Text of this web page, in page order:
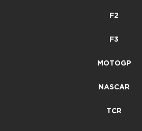
F2
F3
MOTOGP
NASCAR
TCR